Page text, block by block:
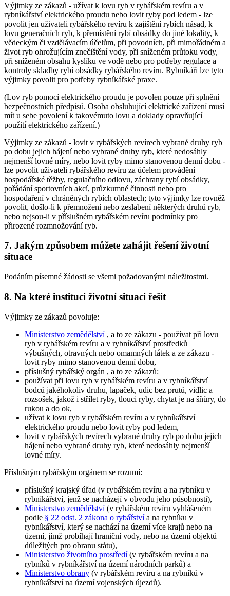
Výjimky ze zákazů - užívat k lovu ryb v rybářském revíru a v
rybníkářství elektrického proudu nebo lovit ryby pod ledem - lze
povolit jen uživateli rybářského revíru k zajištění rybích násad, k
lovu generačních ryb, k přemístění rybí obsádky do jiné lokality, k
vědeckým či vzdělávacím účelům, při povodních, při mimořádném a
život ryb ohrožujícím znečištění vody, při sníženém průtoku vody,
při sníženém obsahu kyslíku ve vodě nebo pro potřeby regulace a
kontroly skladby rybí obsádky rybářského revíru. Rybníkáři lze tyto
výjimky povolit pro potřeby rybníkářské praxe.
(Lov ryb pomocí elektrického proudu je povolen pouze při splnění
bezpečnostních předpisů. Osoba obsluhující elektrické zařízení musí
mít u sebe povolení k takovémuto lovu a doklady opravňující
použití elektrického zařízení.)
Výjimky ze zákazů - lovit v rybářských revírech vybrané druhy ryb
po dobu jejich hájení nebo vybrané druhy ryb, které nedosáhly
nejmenší lovné míry, nebo lovit ryby mimo stanovenou denní dobu -
lze povolit uživateli rybářského revíru za účelem provádění
hospodářské těžby, regulačního odlovu, záchrany rybí obsádky,
pořádání sportovních akcí, průzkumné činnosti nebo pro
hospodaření v chráněných rybích oblastech; tyto výjimky lze rovněž
povolit, došlo-li k přemnožení nebo zeslabení některých druhů ryb,
nebo nejsou-li v příslušném rybářském revíru podmínky pro
přirozené rozmnožování ryb.
7. Jakým způsobem můžete zahájit řešení životní
situace
Podáním písemné žádosti se všemi požadovanými náležitostmi.
8. Na které instituci životní situaci řešit
Výjimky ze zákazů povoluje:
Ministerstvo zemědělství, a to ze zákazu - používat při lovu
ryb v rybářském revíru a v rybníkářství prostředků
výbušných, otravných nebo omamných látek a ze zákazu -
lovit ryby mimo stanovenou denní dobu,
příslušný rybářský orgán , a to ze zákazů:
používat při lovu ryb v rybářském revíru a v rybníkářství
bodců jakéhokoliv druhu, lapaček, udic bez prutů, vidlic a
rozsošek, jakož i střílet ryby, tlouci ryby, chytat je na šňůry, do
rukou a do ok,
užívat k lovu ryb v rybářském revíru a v rybníkářství
elektrického proudu nebo lovit ryby pod ledem,
lovit v rybářských revírech vybrané druhy ryb po dobu jejich
hájení nebo vybrané druhy ryb, které nedosáhly nejmenší
lovné míry.
Příslušným rybářským orgánem se rozumí:
příslušný krajský úřad (v rybářském revíru a na rybníku v
rybníkářství, jenž se nacházejí v obvodu jeho působnosti),
Ministerstvo zemědělství(v rybářském revíru vyhlášeném
podle § 22 odst. 2 zákona o rybářstvía na rybníku v
rybníkářství, který se nachází na území více krajů nebo na
území, jímž probíhají hraniční vody, nebo na území objektů
důležitých pro obranu státu),
Ministerstvo životního prostředí(v rybářském revíru a na
rybníků v rybníkářství na území národních parků) a
Ministerstvo obrany (v rybářském revíru a na rybníků v
rybníkářství na území vojenských újezdů).